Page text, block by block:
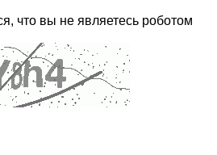
что вы не являетесь роботом